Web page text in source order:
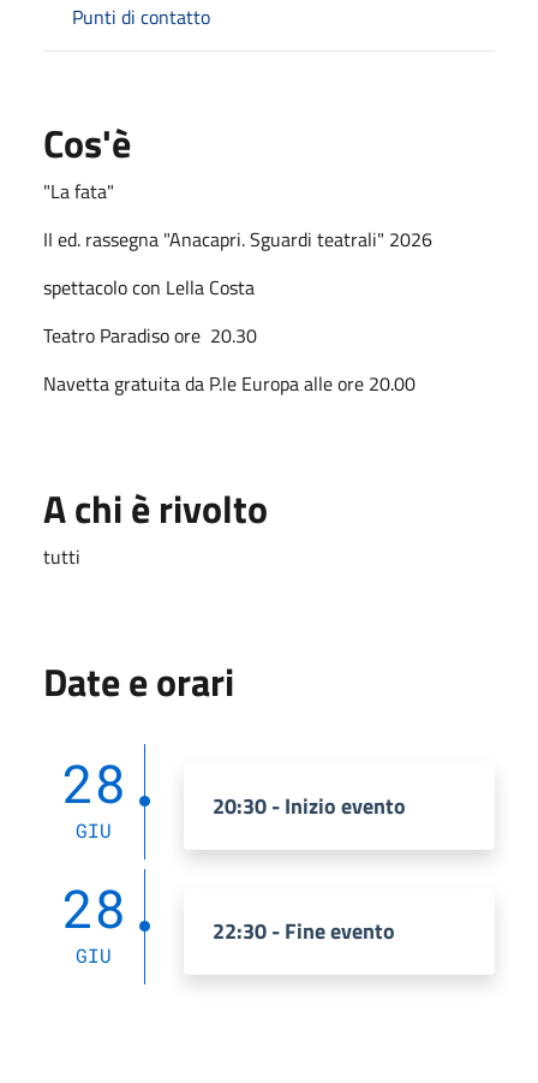
Punti di contatto
Cos'è
"La fata"
II ed. rassegna "Anacapri. Sguardi teatrali" 2026
spettacolo con Lella Costa
Teatro Paradiso ore 20.30
Navetta gratuita da P.le Europa alle ore 20.00
A chi è rivolto
tutti
Date e orari
28
GIU
20:30 - Inizio evento
28
GIU
22:30 - Fine evento